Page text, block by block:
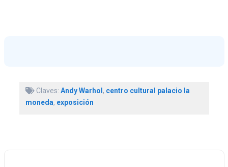
Claves: Andy Warhol, centro cultural palacio la
moneda, exposición